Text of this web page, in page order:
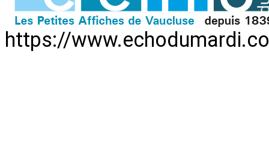
https://